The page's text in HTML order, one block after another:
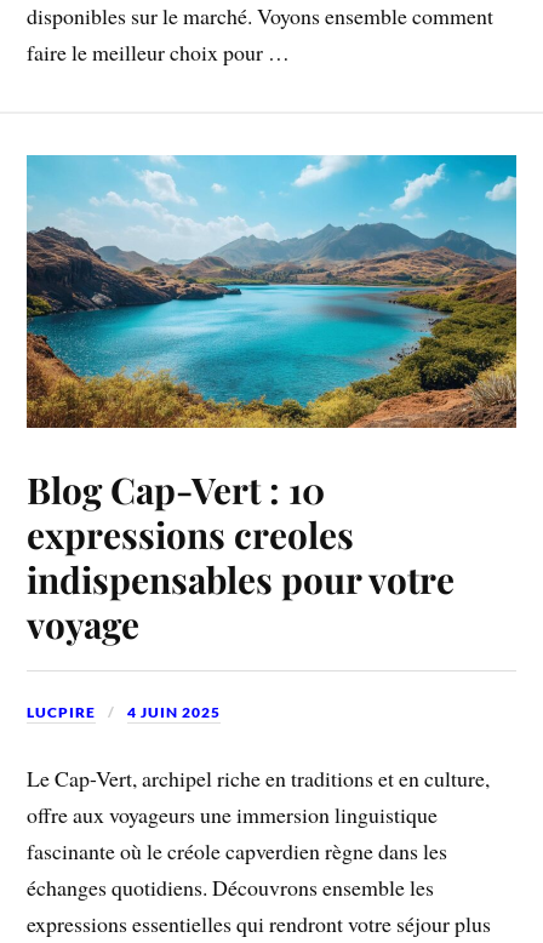
disponibles sur le marché. Voyons ensemble comment
faire le meilleur choix pour …
Blog Cap-Vert : 10
expressions creoles
indispensables pour votre
voyage
LUCPIRE 4 JUIN 2025
Le Cap-Vert, archipel riche en traditions et en culture,
offre aux voyageurs une immersion linguistique
fascinante où le créole capverdien règne dans les
échanges quotidiens. Découvrons ensemble les
expressions essentielles qui rendront votre séjour plus